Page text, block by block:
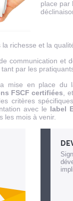
place par
richesse et la
communication et
par les
mise en place du
FSCF certifiées ,
critères
avec le label
les mois à venir.